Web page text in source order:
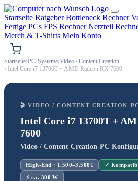
Startseite RatgeberBottleneck Rechner
Fertige PCs FPS RechnerNetzteil
Merch & T-Shirts Mein Konto
Startseite›PC-Systeme›Video / Content Creation
› Intel Core i7 13700T + AMD Radeon RX 7600
🎬 VIDEO / CONTENT CREATION-PC
Intel Core i7 13700T +
7600
Video / Content Creation-PC
High-End · 1.500–3.500€ ✓
⚡ ca. 300 W